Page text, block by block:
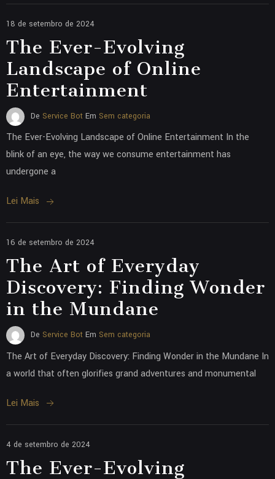
18 de setembro de 2024
The Ever-Evolving
Landscape of Online
Entertainment
De Service Bot Em Sem categoria
The Ever-Evolving Landscape of Online Entertainment In the
blink of an eye, the way we consume entertainment has
undergone a
Lei Mais
16 de setembro de 2024
The Art of Everyday
Discovery: Finding Wonder
in the Mundane
De Service Bot Em Sem categoria
The Art of Everyday Discovery: Finding Wonder in the Mundane In
a world that often glorifies grand adventures and monumental
Lei Mais
4 de setembro de 2024
The Ever-Evolving